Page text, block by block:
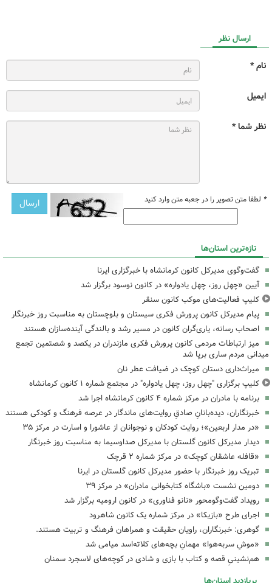
ارسال نظر
نام *
ایمیل
نظر شما *
* لطفا متن تصویر را در جعبه متن وارد کنید
تازه‌ترین استان‌ها
گفت‌وگوی مدیرکل کانون کرمانشاه با خبرگزاری ایرنا
آیین «چهل روز، چهل یادواره» در کانون نوسود برگزار شد
کلیپ فعالیت‌های موکب کانون سنقر
پیام مدیرکل کانون پرورش فکری سیستان و بلوچستان به مناسبت روز خبرنگار
اصحاب رسانه، یاری‌گران کانون در مسیر رشد و بالندگی آینده‌سازان هستند
میز ارتباطات مردمی کانون پرورش فکری مازندران در یکصد و شصتمین تجمع
میدانی مردم ساری برپا شد
میراث‌داری دستان کوچک در ضیافت عطر نان
کلیپ برگزاری "چهل روز، چهل یادواره" در مجتمع شماره ۱ کانون کرمانشاه
برنامه با مادران در مرکز شماره ۴ کانون کرمانشاه اجرا شد
خبرنگاران، دیده‌بانانِ صادقِ روایت‌های ماندگار در عرصه فرهنگ و کودکی هستند
«در مدار اربعین»؛ روایت کودکان و نوجوانان از عاشورا و اسارت در مرکز ۳۵
دیدار مدیرکل کانون گلستان با مدیرکل صداوسیما به مناسبت روز خبرنگار
«قافله عاشقان کوچک» در مرکز شماره ۲ قرچک
تبریک روز خبرنگار با حضور مدیرکل کانون گلستان در ایرنا
دومین نشست «باشگاه کتابخوانی مادران» در مرکز ۳۹
رویداد گفت‌وگومحور «نانو فناوری» در کانون ارومیه برگزار شد
اجرای طرح «بازیکا» در مرکز شماره یک کانون شاهرود
گوهری: خبرنگاران، راویان حقیقت و همراهان فرهنگ و تربیت هستند.
«موشِ سربه‌هوا» مهمانِ بچه‌های کلاته‌اسد میامی شد
هم‌نشینیِ قصه و کتاب با بازی و شادی در کوچه‌های لاسجرد سمنان